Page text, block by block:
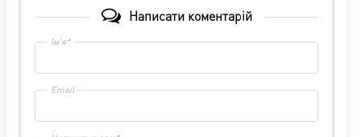
Написати коментарій
Ім'я*
Email